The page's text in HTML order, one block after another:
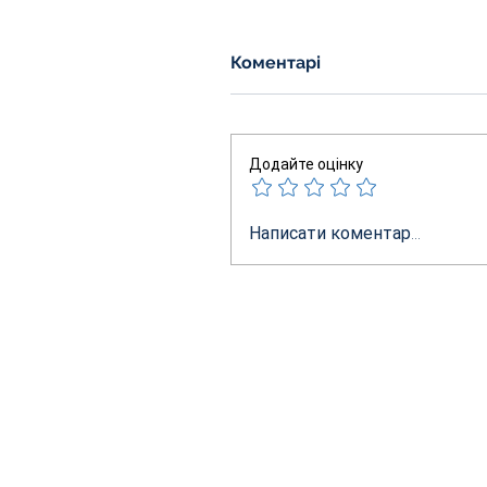
Коментарі
Додайте оцінку
Написати коментар...